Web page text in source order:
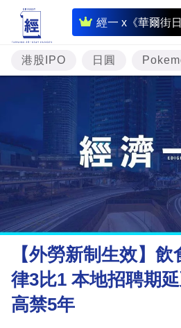
經一 x《華爾街日
即
時
財
經
專
題
投
資
樓
市
理
財
商
港股IPO 日圓
【外勞新制生效】
律3比1 本地招聘期
高禁5年